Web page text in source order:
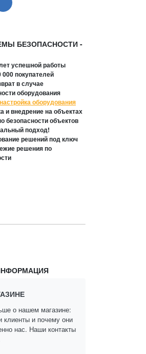
БЕЗОПАСНОСТИ -
успешной работы
покупателей
в случае
оборудования
оборудования
и внедрение на объектах
безопасности объектов
подход!
решений под ключ
решения по
о нашем магазине:
клиенты и почему они
нас. Наши контакты